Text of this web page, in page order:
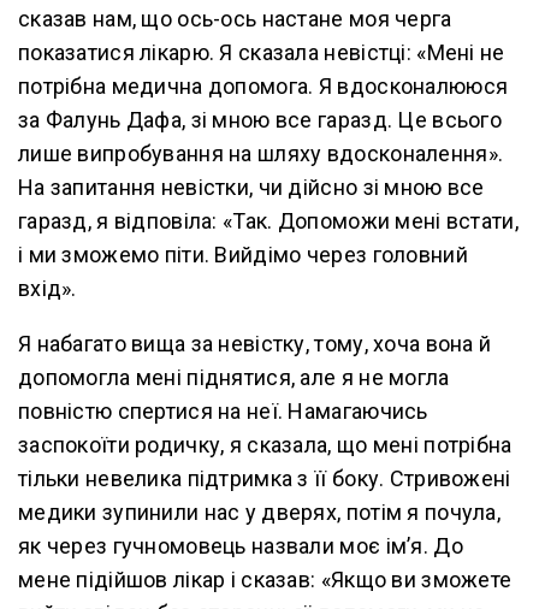
сказав нам, що ось-ось настане моя черга
показатися лікарю. Я сказала невістці: «Мені не
потрібна медична допомога. Я вдосконалююся
за Фалунь Дафа, зі мною все гаразд. Це всього
лише випробування на шляху вдосконалення».
На запитання невістки, чи дійсно зі мною все
гаразд, я відповіла: «Так. Допоможи мені встати,
і ми зможемо піти. Вийдімо через головний
вхід».
Я набагато вища за невістку, тому, хоча вона й
допомогла мені піднятися, але я не могла
повністю спертися на неї. Намагаючись
заспокоїти родичку, я сказала, що мені потрібна
тільки невелика підтримка з її боку. Стривожені
медики зупинили нас у дверях, потім я почула,
як через гучномовець назвали моє ім’я. До
мене підійшов лікар і сказав: «Якщо ви зможете